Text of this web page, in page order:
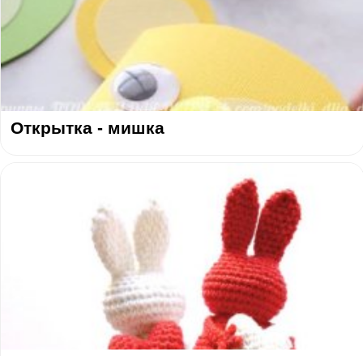
Открытка - мишка